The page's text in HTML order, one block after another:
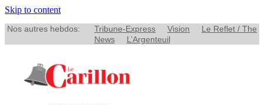
Skip to content
Nos autres hebdos: Tribune-Express Vision
Le Reflet / The
News
L’Argenteuil